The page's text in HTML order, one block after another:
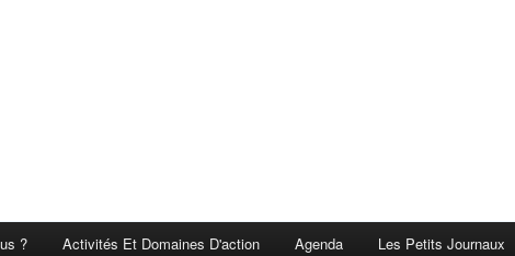
? Activités Et Domaines D'action Agenda Les Petits Journaux